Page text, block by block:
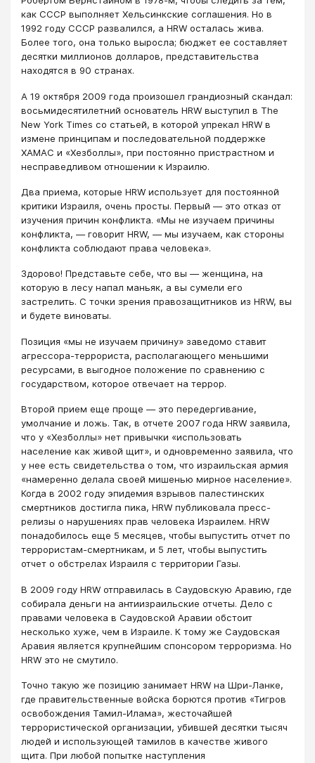
как СССР выполняет Хельсинкские соглашения. Но в
1992 году СССР развалился, а HRW осталась жива.
Более того, она только выросла; бюджет ее составляет
десятки миллионов долларов, представительства
находятся в 90 странах.
А 19 октября 2009 года произошел грандиозный скандал:
восьмидесятилетний основатель HRW выступил в The
New York Times со статьей, в которой упрекал HRW в
измене принципам и последовательной поддержке
ХАМАС и «Хезболлы», при постоянно пристрастном и
несправедливом отношении к Израилю.
Два приема, которые HRW использует для постоянной
критики Израиля, очень просты. Первый — это отказ от
изучения причин конфликта. «Мы не изучаем причины
конфликта, — говорит HRW, — мы изучаем, как стороны
конфликта соблюдают права человека».
Здорово! Представьте себе, что вы — женщина, на
которую в лесу напал маньяк, а вы сумели его
застрелить. С точки зрения правозащитников из HRW, вы
и будете виноваты.
Позиция «мы не изучаем причину» заведомо ставит
агрессора-террориста, располагающего меньшими
ресурсами, в выгодное положение по сравнению с
государством, которое отвечает на террор.
Второй прием еще проще — это передергивание,
умолчание и ложь. Так, в отчете 2007 года HRW заявила,
что у «Хезболлы» нет привычки «использовать
население как живой щит», и одновременно заявила, что
у нее есть свидетельства о том, что израильская армия
«намеренно делала своей мишенью мирное население».
Когда в 2002 году эпидемия взрывов палестинских
смертников достигла пика, HRW публиковала пресс-
релизы о нарушениях прав человека Израилем. HRW
понадобилось еще 5 месяцев, чтобы выпустить отчет по
террористам-смертникам, и 5 лет, чтобы выпустить
отчет о обстрелах Израиля с территории Газы.
В 2009 году HRW отправилась в Саудовскую Аравию, где
собирала деньги на антиизраильские отчеты. Дело с
правами человека в Саудовской Аравии обстоит
несколько хуже, чем в Израиле. К тому же Саудовская
Аравия является крупнейшим спонсором терроризма. Но
HRW это не смутило.
Точно такую же позицию занимает HRW на Шри-Ланке,
где правительственные войска борются против «Тигров
освобождения Тамил-Илама», жесточайшей
террористической организации, убившей десятки тысяч
людей и использующей тамилов в качестве живого
щита. При любой попытке наступления